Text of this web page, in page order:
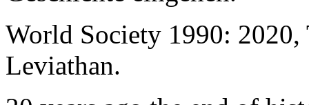
World Society 1990: 2020,
Leviathan.